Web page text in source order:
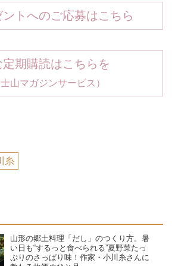
トへのご応募はこちら
定期購読はこちらを
山マガジンサービス）
糸
山形の郷土料理「だし」のつくり方。暑
い日も“するっと食べられる”夏野菜たっ
ぷりのさっぱり味！作家・小川糸さんに